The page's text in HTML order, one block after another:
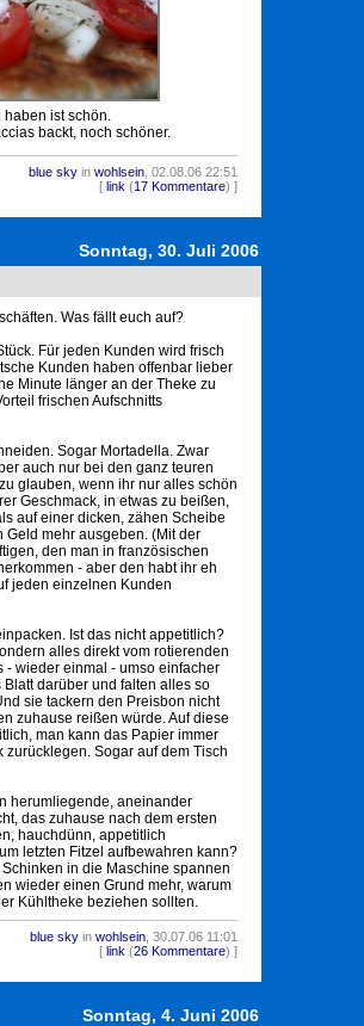
ist schön.
backt, noch schöner.
blue sky in wohlsein , 02.08.06 22:51
[ link (17 Kommentare) ]
Sonntag, 30. Juli 2006
Was fällt euch auf?
Für jeden Kunden wird frisch
Kunden haben offenbar lieber
Minute länger an der Theke zu
frischen Aufschnitts
Sogar Mortadella. Zwar
auch nur bei den ganz teuren
glauben, wenn ihr nur alles schön
Geschmack, in etwas zu beißen,
auf einer dicken, zähen Scheibe
Geld mehr ausgeben. (Mit der
den man in französischen
- aber den habt ihr eh
jeden einzelnen Kunden
Ist das nicht appetitlich?
alles direkt vom rotierenden
- wieder einmal - umso einfacher
darüber und falten alles so
sie tackern den Preisbon nicht
zuhause reißen würde. Auf diese
man kann das Papier immer
Sogar auf dem Tisch
herumliegende, aneinander
das zuhause nach dem ersten
hauchdünn, appetitlich
letzten Fitzel aufbewahren kann?
in die Maschine spannen
wieder einen Grund mehr, warum
Kühltheke beziehen sollten.
blue sky in wohlsein , 30.07.06 11:01
[ link (26 Kommentare) ]
Sonntag, 4. Juni 2006